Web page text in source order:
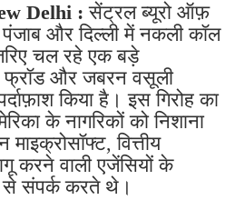
Delhi :सेंट्रल ब्यूरो ऑफ़
और दिल्ली में नकली कॉल
चल रहे एक बड़े
फ्रॉड और जबरन वसूली
किया है। इस गिरोह का
के नागरिकों को निशाना
वित्तीय
करने वाली एजेंसियों के
से संपर्क करते थे।